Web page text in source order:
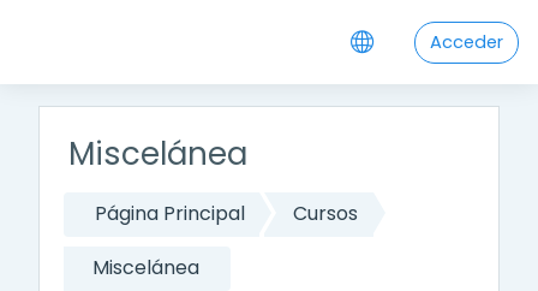
Acceder
Miscelánea
Página Principal
Cursos
Miscelánea